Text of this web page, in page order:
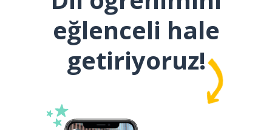
eğlenceli hale
getiriyoruz!